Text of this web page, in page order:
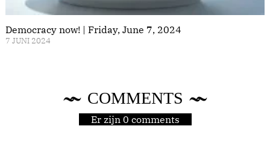
Democracy now! | Friday, June 7, 2024
7 JUNI 2024
COMMENTS
Er zijn 0 comments